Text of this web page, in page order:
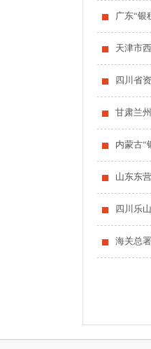
广东“银
天津市
四川省
甘肃兰
内蒙古“
山东东
四川乐
海关总